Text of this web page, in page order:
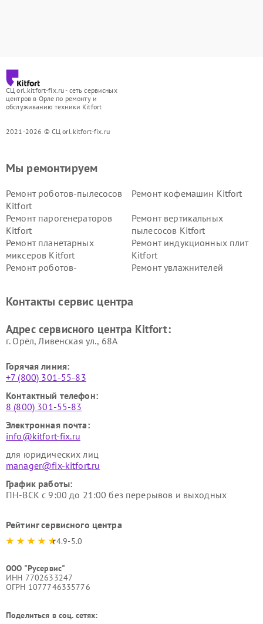
СЦ orl.kitfort-fix.ru - сеть сервисных
центров в Орле по ремонту и
обслуживанию техники Kitfort
2021-2026 © СЦ orl.kitfort-fix.ru
Мы ремонтируем
Ремонт роботов-пылесосов
Kitfort
Ремонт кофемашин Kitfort
Ремонт парогенераторов
Kitfort
Ремонт вертикальных
пылесосов Kitfort
Ремонт планетарных
миксеров Kitfort
Ремонт индукционных плит
Kitfort
Ремонт роботов-
Ремонт увлажнителей
Kitfort
Kitfort
Kitfort
Kitfort
Контакты сервис центра
Адрес сервисного центра Kitfort:
г. Орёл, Ливенская ул., 68А
Горячая линия:
+7 (800) 301-55-83
Контактный телефон:
8 (800) 301-55-83
Электронная почта:
info@kitfort-fix.ru
для юридических лиц
manager@fix-kitfort.ru
График работы:
ПН-ВСК с 9:00 до 21:00 без перерывов и выходных
Рейтинг сервисного центра
4.9-5.0
ООО "Русервис"
ИНН 7702633247
ОГРН 1077746335776
Поделиться в соц. сетях: